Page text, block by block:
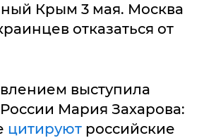
Крым 3 мая. Москва
отказаться от
выступила
Мария Захарова:
цитируют российские